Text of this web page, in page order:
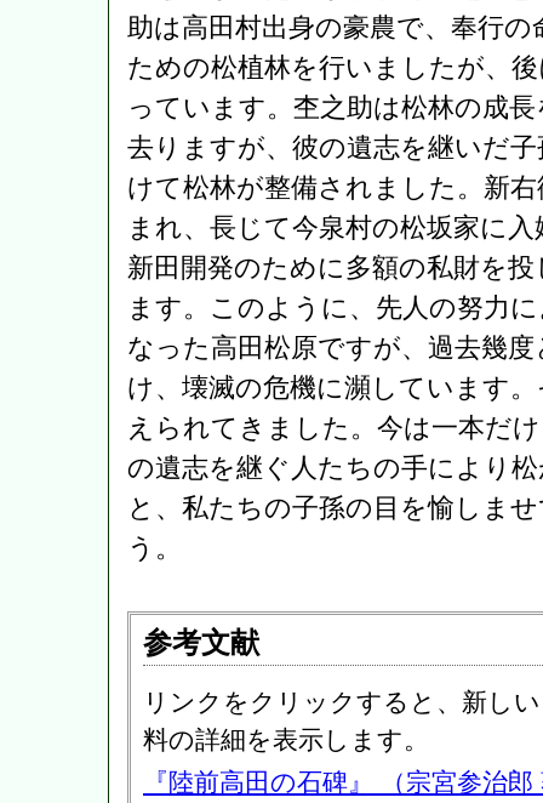
助は高田村出身の豪農で、奉行
ための松植林を行いましたが、
っています。杢之助は松林の成
去りますが、彼の遺志を継いだ
けて松林が整備されました。新
まれ、長じて今泉村の松坂家に
新田開発のために多額の私財を
ます。このように、先人の努力
なった高田松原ですが、過去幾
け、壊滅の危機に瀕しています
えられてきました。今は一本だ
の遺志を継ぐ人たちの手により
と、私たちの子孫の目を愉しま
う。
参考文献
リンクをクリックすると、新し
料の詳細を表示します。
『陸前高田の石碑』 （宗宮参治